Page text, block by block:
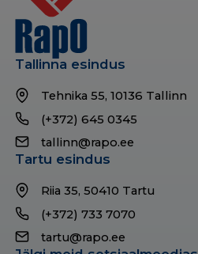
Tallinna esindus
Tehnika 55, 10136 Tallinn
(+372) 645 0345
tallinn@rapo.ee
Tartu esindus
Riia 35, 50410 Tartu
(+372) 733 7070
tartu@rapo.ee